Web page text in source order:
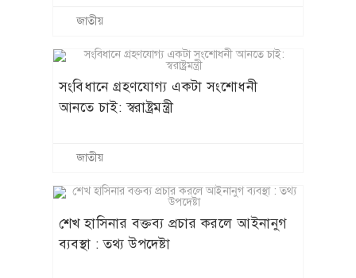
জাতীয়
সংবিধানে গ্রহণযোগ্য একটা সংশোধনী
আনতে চাই: স্বরাষ্ট্রমন্ত্রী
জাতীয়
শেখ হাসিনার বক্তব্য প্রচার করলে আইনানুগ
ব্যবস্থা : তথ্য উপদেষ্টা